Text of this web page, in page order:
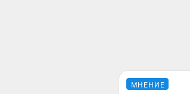
МНЕНИЕ